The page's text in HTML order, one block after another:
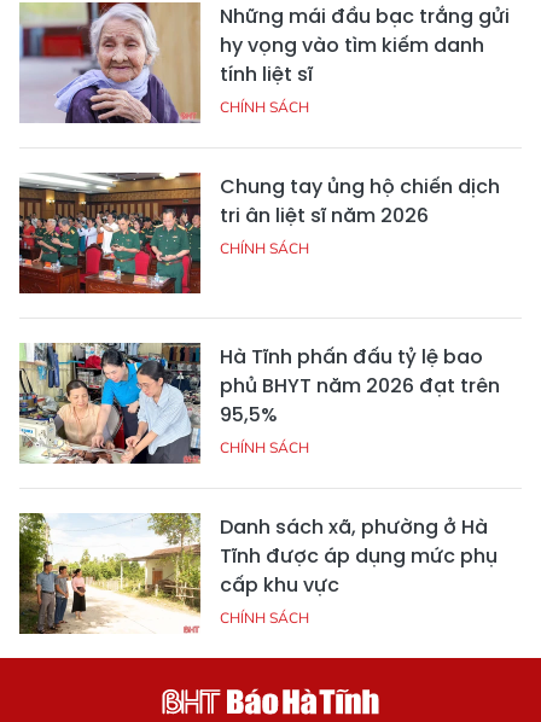
Những mái đầu bạc trắng gửi
hy vọng vào tìm kiếm danh
tính liệt sĩ
CHÍNH SÁCH
Chung tay ủng hộ chiến dịch
tri ân liệt sĩ năm 2026
CHÍNH SÁCH
Hà Tĩnh phấn đấu tỷ lệ bao
phủ BHYT năm 2026 đạt trên
95,5%
CHÍNH SÁCH
Danh sách xã, phường ở Hà
Tĩnh được áp dụng mức phụ
cấp khu vực
CHÍNH SÁCH